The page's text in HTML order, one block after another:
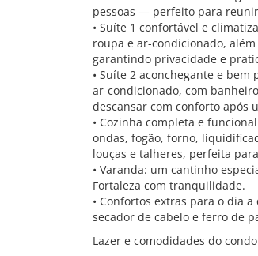
pessoas — perfeito para
• Suíte 1 confortável e
roupa e ar-condicionado,
garantindo privacidade e
• Suíte 2 aconchegante e
ar-condicionado, com
descansar com conforto após
• Cozinha completa e
ondas, fogão, forno,
louças e talheres, perfeita
• Varanda: um cantinho
Fortaleza com tranquilidade.
• Confortos extras para o dia
secador de cabelo e ferro de
Lazer e comodidades do